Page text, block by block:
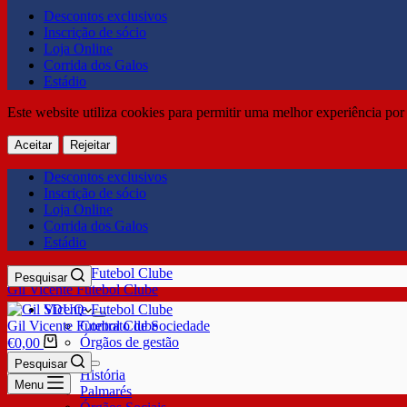
Descontos exclusivos
Inscrição de sócio
Loja Online
Corrida dos Galos
Estádio
Este website utiliza cookies para permitir uma melhor experiência
Aceitar Rejeitar
Descontos exclusivos
Inscrição de sócio
Loja Online
Corrida dos Galos
Estádio
Gil Vicente Futebol Clube
Pesquisar
SDUQ
Contrato de Sociedade
Órgãos de gestão
Clube
História
Palmarés
Gil Vicente Futebol Clube
€0,00
Pesquisar
Menu